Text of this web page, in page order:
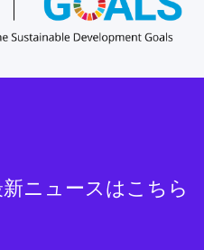
ニュースはこちら